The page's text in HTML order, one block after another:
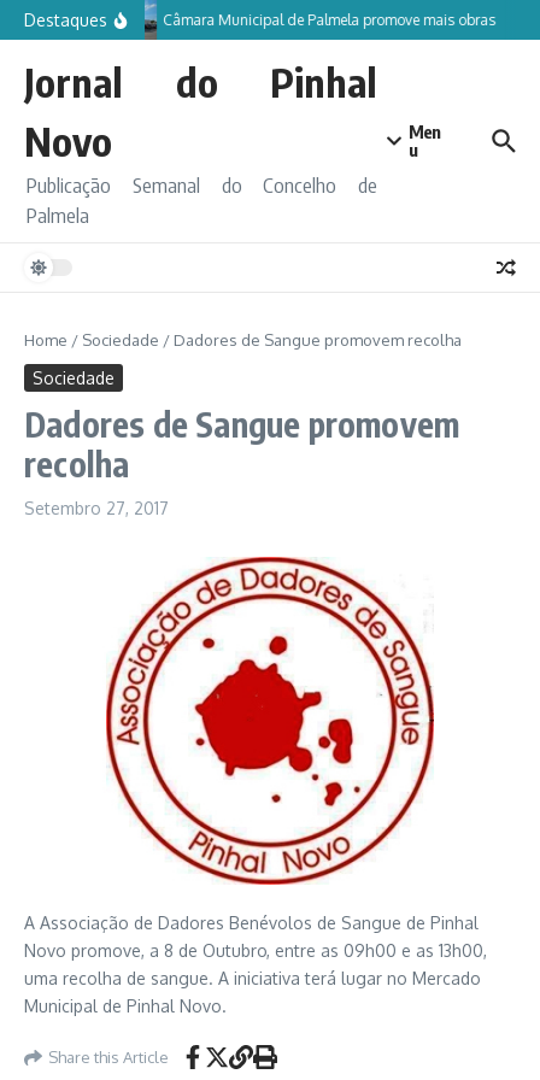
Ir para o conteúdo
Destaques Câmara Municipal de Palmela promove mais obras
Jornal do Pinhal
Novo
Publicação Semanal do Concelho de
Palmela
Men
u
Home / Sociedade / Dadores de Sangue promovem recolha
Sociedade
Dadores de Sangue promovem
recolha
Setembro 27, 2017
A Associação de Dadores Benévolos de Sangue de Pinhal
Novo promove, a 8 de Outubro, entre as 09h00 e as 13h00,
uma recolha de sangue. A iniciativa terá lugar no Mercado
Municipal de Pinhal Novo.
Share this Article